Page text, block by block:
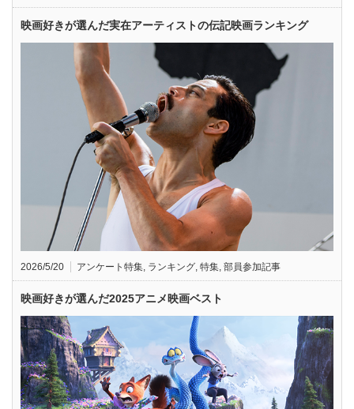
映画好きが選んだ実在アーティストの伝記映画ランキング
2026/5/20 アンケート特集, ランキング, 特集, 部員参加記事
映画好きが選んだ2025アニメ映画ベスト